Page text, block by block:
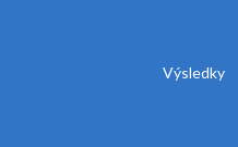
Výsledky